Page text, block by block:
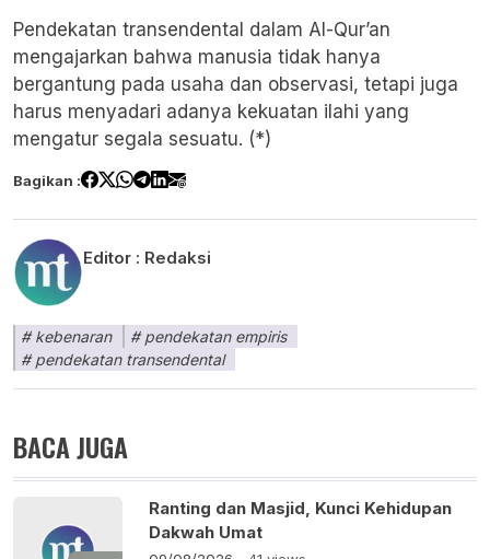
Pendekatan transendental dalam Al-Qur’an
mengajarkan bahwa manusia tidak hanya
bergantung pada usaha dan observasi, tetapi juga
harus menyadari adanya kekuatan ilahi yang
mengatur segala sesuatu. (*)
Bagikan :
Editor : Redaksi
kebenaran
pendekatan empiris
pendekatan transendental
BACA JUGA
Ranting dan Masjid, Kunci Kehidupan
Dakwah Umat